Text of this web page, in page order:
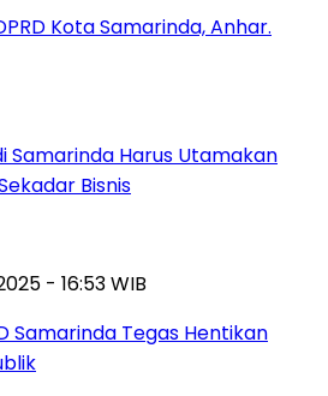
Samarinda Harus Utamakan
Bisnis
- 16:53 WIB
Samarinda Tegas Hentikan